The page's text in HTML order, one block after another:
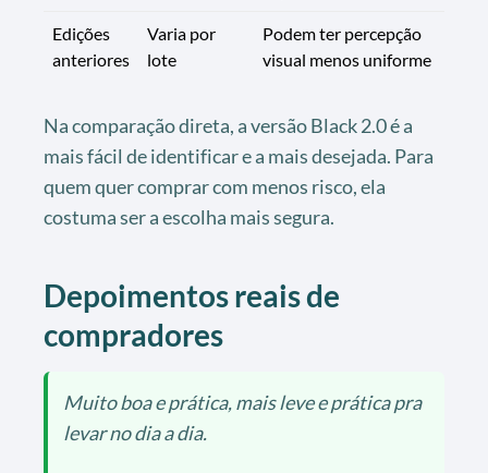
Edições
anteriores
Varia por
lote
Podem ter percepção
visual menos uniforme
Na comparação direta, a versão Black 2.0 é a
mais fácil de identificar e a mais desejada. Para
quem quer comprar com menos risco, ela
costuma ser a escolha mais segura.
Depoimentos reais de
compradores
Muito boa e prática, mais leve e prática pra
levar no dia a dia.